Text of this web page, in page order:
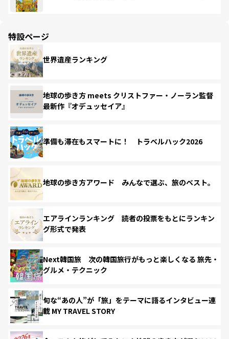
特設ページ
世界遺産ランキング
地球の歩き方 meets クリストファー・ノーラン監督
最新作『オデュッセイア』
準備も滞在もスマートに！ トラベルハック2026
地球の歩き方アワード みんなで選ぶ、旅のベスト。
エアラインランキング 読者の投票をもとにランキン
グ形式で発表
Next韓国旅 次の韓国旅行がもっと楽しくなる 旅先・
グルメ・テクニック
旬な“あの人”が「旅」をテーマに語るインタビュー連
載 MY TRAVEL STORY